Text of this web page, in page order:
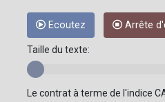
Ecoutez Arrête
Taille du texte:
Le contrat à terme de l'indice